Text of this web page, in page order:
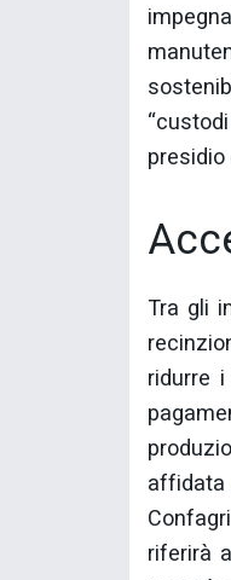
Tra gli
ridurre
riferirà